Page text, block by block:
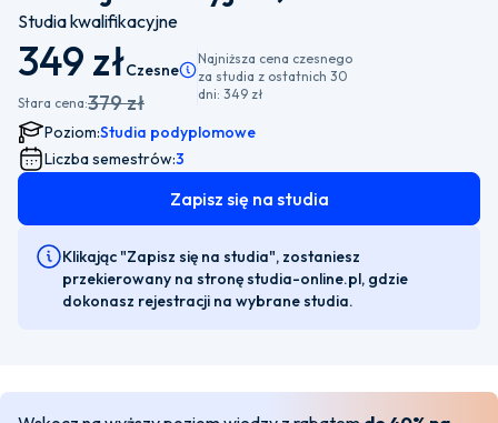
Studia kwalifikacyjne
349 złCzesnePamiętaj, że istnieje możliwość wyboru
Stara cena:379 zł
Najniższa cena czesnego
za studia z ostatnich 30
dni: 349 zł
Poziom:Studia podyplomowe
Liczba semestrów:3
Zapisz się na studia
Klikając "Zapisz się na studia", zostaniesz
przekierowany na stronę studia-online.pl, gdzie
dokonasz rejestracji na wybrane studia.